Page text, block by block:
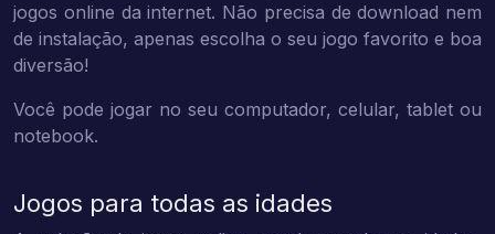
jogos online da internet. Não precisa de download nem
de instalação, apenas escolha o seu jogo favorito e boa
diversão!
Você pode jogar no seu computador, celular, tablet ou
notebook.
Jogos para todas as idades